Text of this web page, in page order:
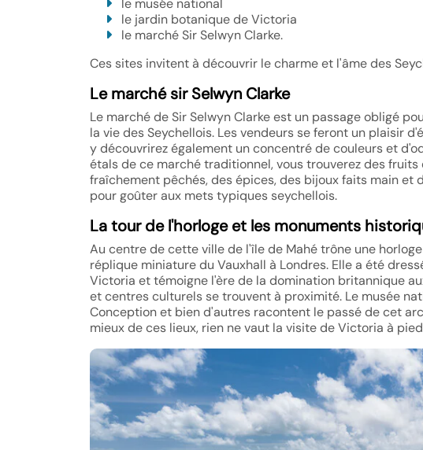
le musée national
le jardin botanique de Victoria
le marché Sir Selwyn Clarke.
Ces sites invitent à découvrir le charme et l'âme des
Le marché sir Selwyn Clarke
Le marché de Sir Selwyn Clarke est un passage obligé
la vie des Seychellois. Les vendeurs se feront un plaisir
y découvrirez également un concentré de couleurs et
étals de ce marché traditionnel, vous trouverez des
fraîchement pêchés, des épices, des bijoux faits main
pour goûter aux mets typiques seychellois.
La tour de l'horloge et les monuments
Au centre de cette ville de l'île de Mahé trône une
réplique miniature du Vauxhall à Londres. Elle a été
Victoria et témoigne l'ère de la domination britannique
et centres culturels se trouvent à proximité. Le musée
Conception et bien d'autres racontent le passé de cet
mieux de ces lieux, rien ne vaut la visite de Victoria à